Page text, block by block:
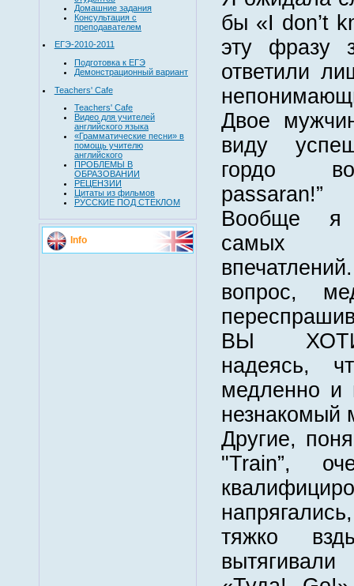
Домашние задания
Консультация с
преподавателем
ЕГЭ-2010-2011
Подготовка к ЕГЭ
Демонстрационный вариант
Teachers' Cafe
Teachers' Cafe
Видео для учителей
английского языка
«Грамматические песни» в
помощь учителю
английского
ПРОБЛЕМЫ В
ОБРАЗОВАНИИ
РЕЦЕНЗИИ
Цитаты из фильмов
РУССКИЕ ПОД СТЕКЛОМ
Info
бы «I don’t
эту фразу
ответили
Двое
виду
гордо
passaran!”
Вообще я
самых
вопрос,
ВЫ
надеясь,
медленно и
незнакомый
Другие,
"Train”,
тяжко